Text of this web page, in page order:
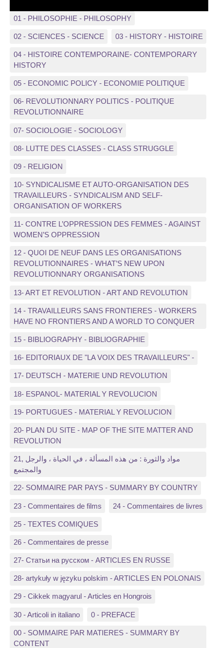
01 - PHILOSOPHIE - PHILOSOPHY
02 - SCIENCES - SCIENCE 03 - HISTORY - HISTOIRE
04 - HISTOIRE CONTEMPORAINE- CONTEMPORARY
HISTORY
05 - ECONOMIC POLICY - ECONOMIE POLITIQUE
06- REVOLUTIONNARY POLITICS - POLITIQUE
REVOLUTIONNAIRE
07- SOCIOLOGIE - SOCIOLOGY
08- LUTTE DES CLASSES - CLASS STRUGGLE
09 - RELIGION
10- SYNDICALISME ET AUTO-ORGANISATION DES
TRAVAILLEURS - SYNDICALISM AND SELF-
ORGANISATION OF WORKERS
11- CONTRE L’OPPRESSION DES FEMMES - AGAINST
WOMEN’S OPPRESSION
12 - QUOI DE NEUF DANS LES ORGANISATIONS
REVOLUTIONNAIRES - WHAT’S NEW UPON
REVOLUTIONNARY ORGANISATIONS
13- ART ET REVOLUTION - ART AND REVOLUTION
14 - TRAVAILLEURS SANS FRONTIERES - WORKERS
HAVE NO FRONTIERS AND A WORLD TO CONQUER
15 - BIBLIOGRAPHY - BIBLIOGRAPHIE
16- EDITORIAUX DE "LA VOIX DES TRAVAILLEURS" -
17- DEUTSCH - MATERIE UND REVOLUTION
18- ESPANOL- MATERIAL Y REVOLUCION
19- PORTUGUES - MATERIAL Y REVOLUCION
20- PLAN DU SITE - MAP OF THE SITE MATTER AND
REVOLUTION
21, مواد والثورة : من هذه المسألة ، في الحياة ، والرجل
والمجتمع
22- SOMMAIRE PAR PAYS - SUMMARY BY COUNTRY
23 - Commentaires de films 24 - Commentaires de livres
25 - TEXTES COMIQUES
26 - Commentaires de presse
27- Статьи на русском - ARTICLES EN RUSSE
28- artykuły w języku polskim - ARTICLES EN POLONAIS
29 - Cikkek magyarul - Articles en Hongrois
30 - Articoli in italiano 0 - PREFACE
00 - SOMMAIRE PAR MATIERES - SUMMARY BY
CONTENT